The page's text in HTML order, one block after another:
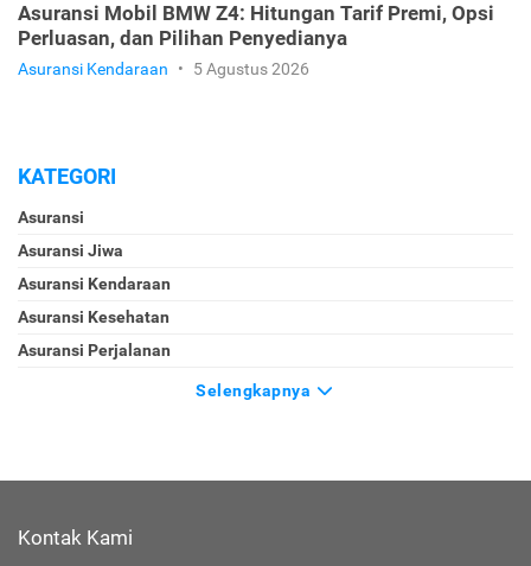
Asuransi Mobil BMW Z4: Hitungan Tarif Premi, Opsi
Perluasan, dan Pilihan Penyedianya
Asuransi Kendaraan • 5 Agustus 2026
KATEGORI
Asuransi
Asuransi Jiwa
Asuransi Kendaraan
Asuransi Kesehatan
Asuransi Perjalanan
Selengkapnya
Kontak Kami